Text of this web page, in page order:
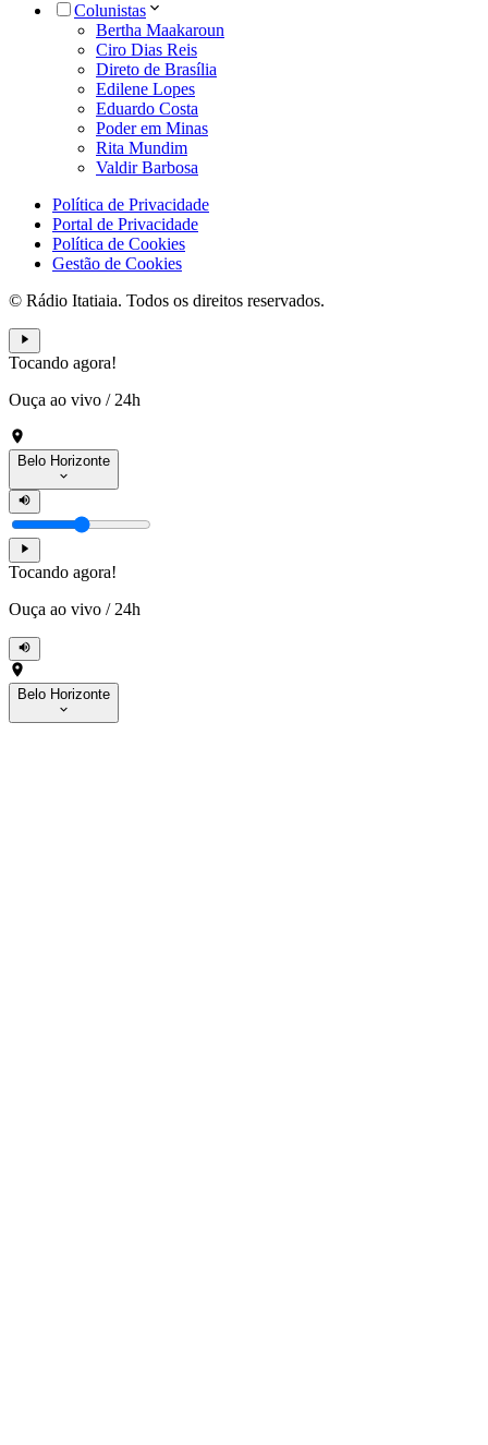
Colunistas
Bertha Maakaroun
Ciro Dias Reis
Direto de Brasília
Edilene Lopes
Eduardo Costa
Poder em Minas
Rita Mundim
Valdir Barbosa
Política de Privacidade
Portal de Privacidade
Política de Cookies
Gestão de Cookies
© Rádio Itatiaia. Todos os direitos reservados.
Tocando agora!
Ouça ao vivo / 24h
Belo Horizonte
Tocando agora!
Ouça ao vivo / 24h
Belo Horizonte